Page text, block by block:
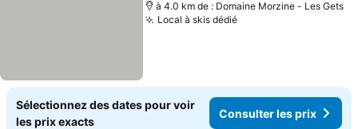
à 4.0 km de : Domaine Morzine - Les Gets
Local à skis dédié
Sélectionnez des dates pour voir
les prix exacts
Consulter les prix